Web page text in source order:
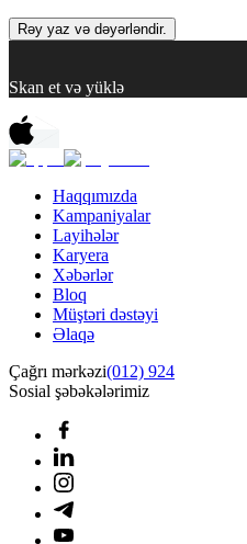
Rəy yaz və dəyərləndir.
Skan et və yüklə
Haqqımızda
Kampaniyalar
Layihələr
Karyera
Xəbərlər
Bloq
Müştəri dəstəyi
Əlaqə
Çağrı mərkəzi(012) 924
Sosial şəbəkələrimiz